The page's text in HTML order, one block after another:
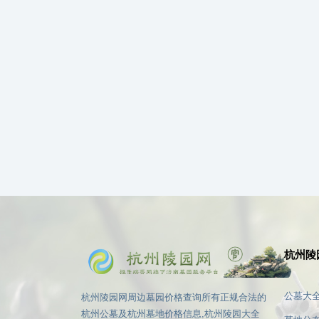
杭州陵园网周边墓园价格查询所有正规合法的
杭州公墓及杭州墓地价格信息,杭州陵园大全
杭州陵
公墓大